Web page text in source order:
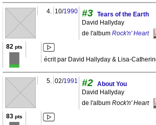
4. 10/1990 #3 Tears of the Earth
David Hallyday
de l'album Rock'n' Heart
82 pts
écrit par David Hallyday & Lisa-
5. 02/1991 #2 About You
David Hallyday
de l'album Rock'n' Heart
83 pts